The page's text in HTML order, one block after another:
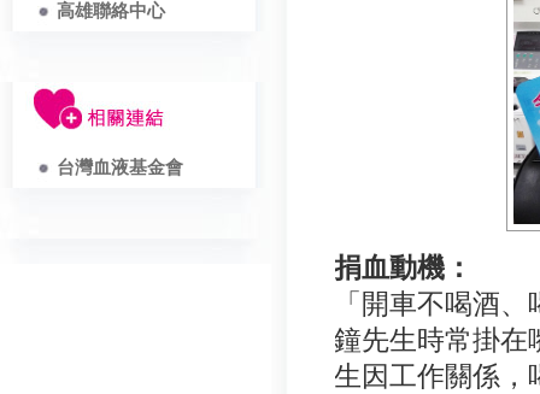
高雄聯絡中心
台灣血液基金會
捐血動機：
「開車不喝酒
鐘先生時常掛在
生因工作關係，